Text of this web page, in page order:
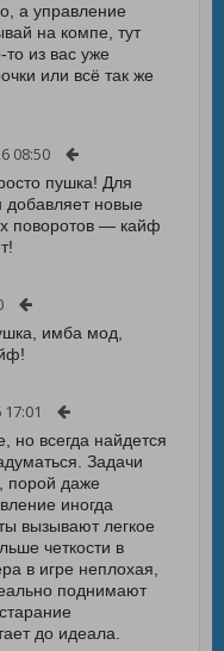
а управление
на компе, тут
из вас уже
или всё так же
08:50
пушка! Для
новые
поворотов — кайф
имба мод,
но всегда найдется
Задачи
порой даже
иногда
вызывают легкое
четкости в
в игре неплохая,
поднимают
до идеала.